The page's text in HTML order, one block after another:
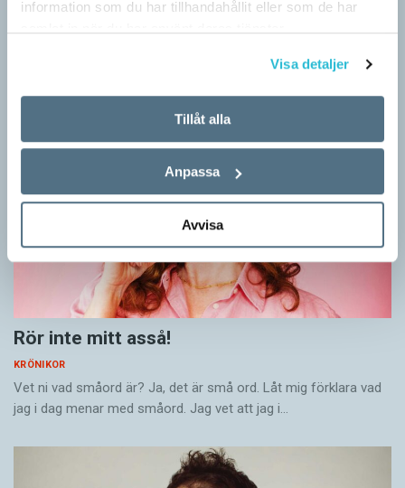
information som du har tillhandahållit eller som de har
Visa detaljer
Tillåt alla
Anpassa
Avvisa
KRÖNIKOR
Rör inte mitt asså!
KRÖNIKOR
Vet ni vad småord är? Ja, det är små ord. Låt mig förklara vad
jag i dag menar med småord. Jag vet att jag i…